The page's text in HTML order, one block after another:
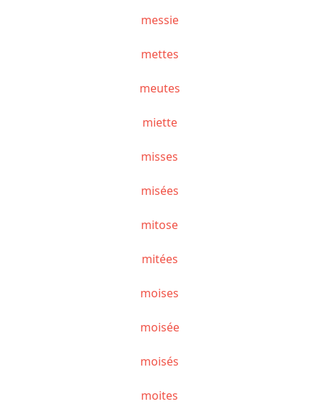
messie
mettes
meutes
miette
misses
misées
mitose
mitées
moises
moisée
moisés
moites